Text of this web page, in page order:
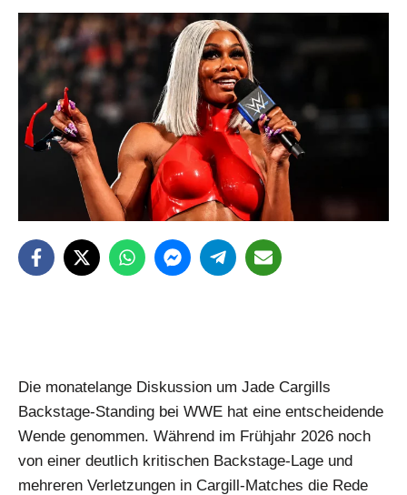
Die monatelange Diskussion um Jade Cargills
Backstage-Standing bei WWE hat eine entscheidende
Wende genommen. Während im Frühjahr 2026 noch
von einer deutlich kritischen Backstage-Lage und
mehreren Verletzungen in Cargill-Matches die Rede